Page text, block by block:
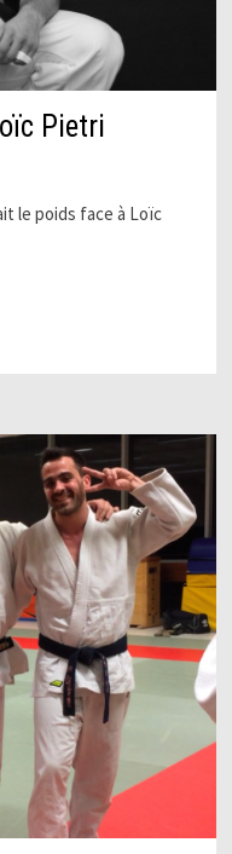
Pietri
le poids face à Loïc